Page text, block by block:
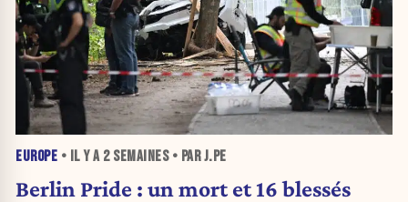
EUROPE • IL Y A 2 SEMAINES• PAR J.PE
Berlin Pride : un mort et 16 blessés